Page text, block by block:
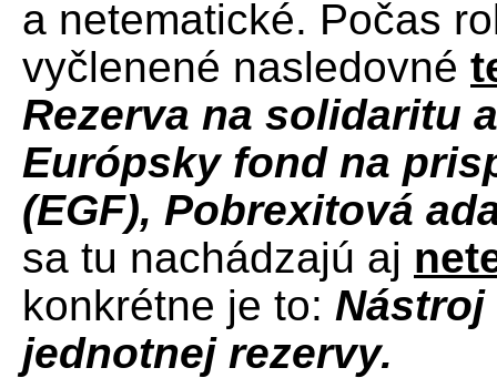
a netematické. Počas
vyčlenené nasledovné
Rezerva na solidaritu
Európsky fond na
(EGF), Pobrexitová
sa tu nachádzajú aj
konkrétne je to:
jednotnej rezervy.